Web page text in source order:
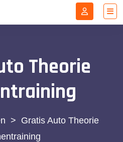
Theorie
> Gratis Auto Theorie